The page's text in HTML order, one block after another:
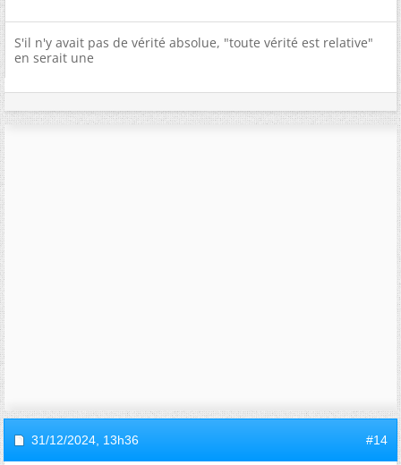
S'il n'y avait pas de vérité absolue, "toute vérité est relative"
en serait une
31/12/2024, 13h36 #14